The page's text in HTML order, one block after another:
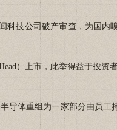
公司破产审查，为国内
）上市，此举得益于投资
体重组为一家部分由员工